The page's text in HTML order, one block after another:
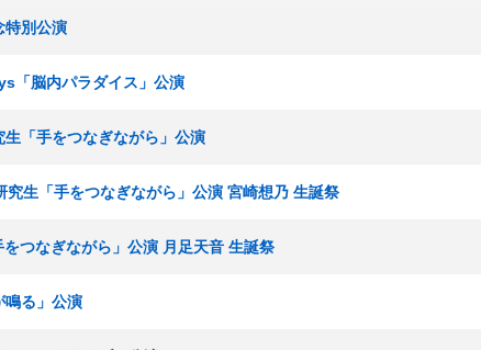
特別公演
「脳内パラダイス」公演
「手をつなぎながら」公演
生「手をつなぎながら」公演 宮崎想乃 生誕祭
つなぎながら」公演 月足天音 生誕祭
鳴る」公演